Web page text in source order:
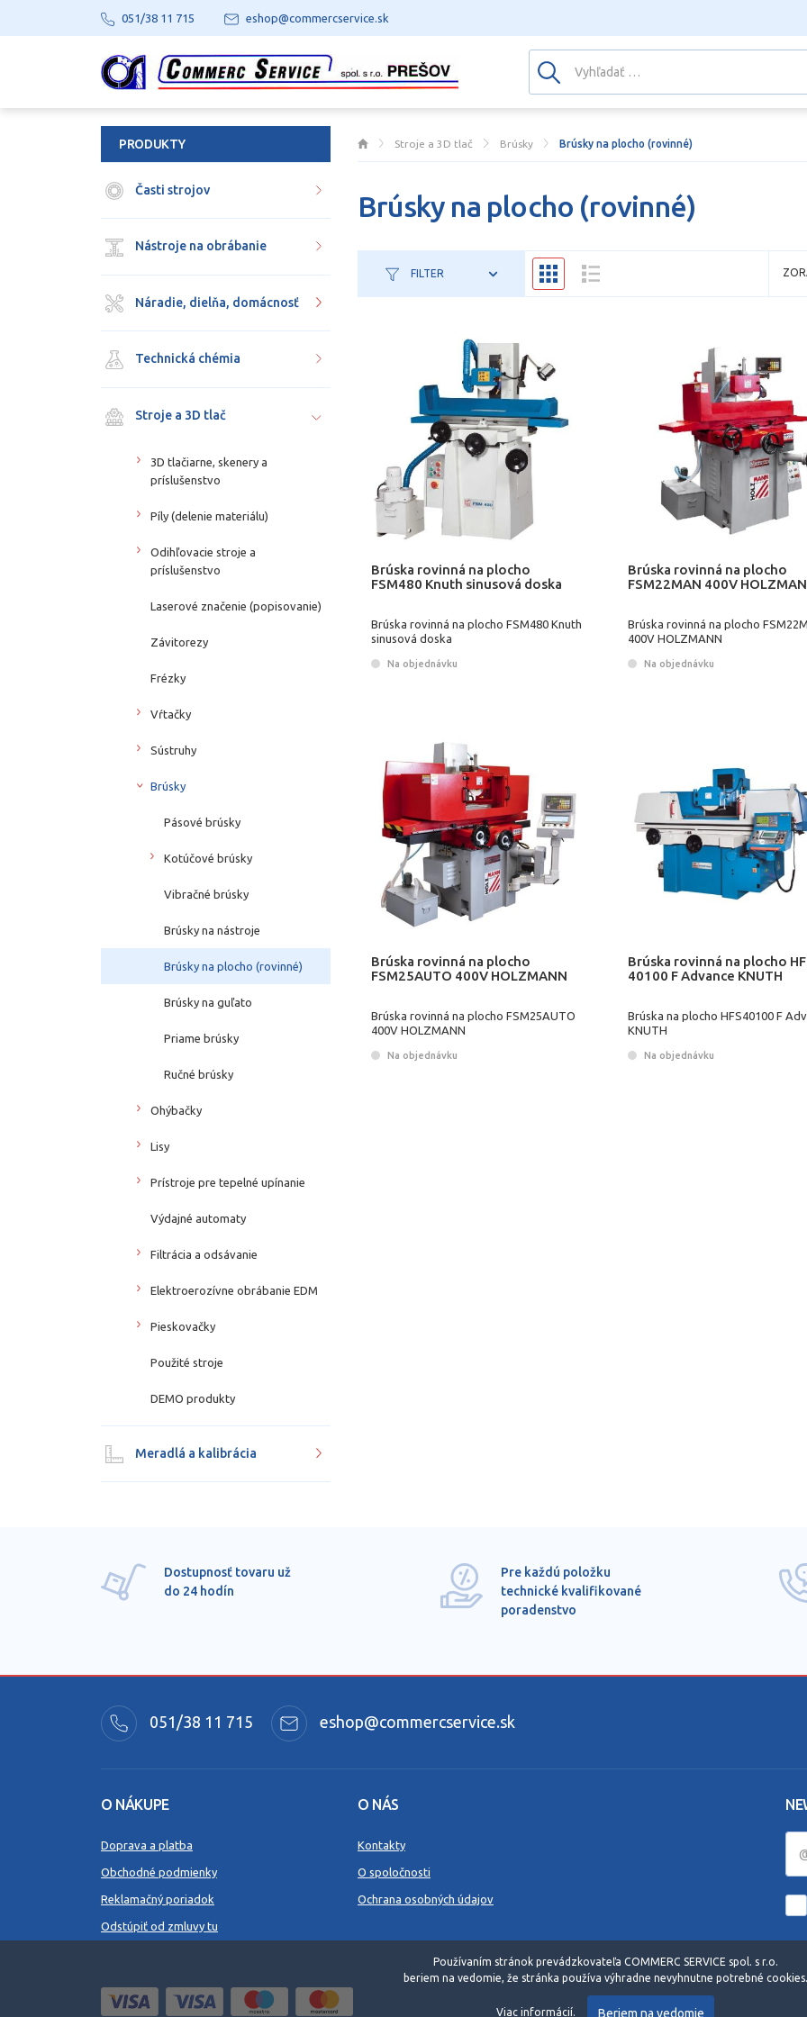
Stroje a 3D tlač Brúsky Brúsky na plocho (rovinné)
Brúsky na plocho (rovinné)
FILTER
Brúska rovinná na plocho
FSM480 Knuth sinusová doska
Brúska rovinná na plocho FSM480 Knuth
sinusová doska
Na objednávku
Brúska rovinná na plocho
FSM22MAN 400V
Brúska rovinná na plocho
400V HOLZMANN
Na objednávku
Brúska rovinná na plocho
FSM25AUTO 400V HOLZMANN
Brúska rovinná na plocho FSM25AUTO
400V HOLZMANN
Na objednávku
Brúska rovinná na plocho
40100 F Advance KNUTH
Brúska na plocho HFS40100 F
KNUTH
Na objednávku
PRODUKTY
Časti strojov
Nástroje na obrábanie
Náradie, dielňa, domácnosť
Technická chémia
Stroje a 3D tlač
3D tlačiarne, skenery a
príslušenstvo
Píly (delenie materiálu)
Odihľovacie stroje a
príslušenstvo
Laserové značenie (popisovanie)
Závitorezy
Frézky
Vŕtačky
Sústruhy
Brúsky
Pásové brúsky
Kotúčové brúsky
Vibračné brúsky
Brúsky na nástroje
Brúsky na plocho (rovinné)
Brúsky na guľato
Priame brúsky
Ručné brúsky
Ohýbačky
Lisy
Prístroje pre tepelné upínanie
Výdajné automaty
Filtrácia a odsávanie
Elektroerozívne obrábanie EDM
Pieskovačky
Použité stroje
DEMO produkty
Meradlá a kalibrácia
Dostupnosť tovaru už
do 24 hodín
Pre každú položku
technické kvalifikované
poradenstvo
051/38 11 715 eshop@commercservice.sk
O NÁKUPE
Doprava a platba
Obchodné podmienky
Reklamačný poriadok
Odstúpiť od zmluvy tu
O NÁS
Kontakty
O spoločnosti
Ochrana osobných údajov
051/38 11 715 eshop@commercservice.sk
Používaním stránok prevádzkovateľa COMMERC SERVICE spol. s r.o.
beriem na vedomie, že stránka používa výhradne nevyhnutne potrebné cookies.
Viac informácií. Beriem na vedomie